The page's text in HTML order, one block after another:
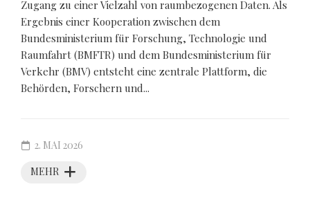
Zugang zu einer Vielzahl von raumbezogenen Daten. Als
Ergebnis einer Kooperation zwischen dem
Bundesministerium für Forschung, Technologie und
Raumfahrt (BMFTR) und dem Bundesministerium für
Verkehr (BMV) entsteht eine zentrale Plattform, die
Behörden, Forschern und...
MEHR
2. MAI 2026